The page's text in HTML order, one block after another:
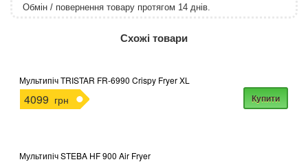
Обмін / повернення товару протягом 14 днів.
Схожі товари
Мультипіч TRISTAR FR-6990 Crispy Fryer XL
4099 грн Купити
Мультипіч STEBA HF 900 Air Fryer